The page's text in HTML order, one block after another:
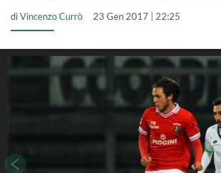
diVincenzo Currò 23 Gen 2017 | 22:25